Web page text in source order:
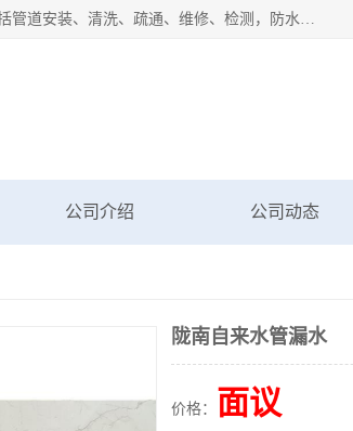
甘肃科探管道工程有限公司成立于2019年，注册地位于甘肃省兰州市。经营范围包括管道安装、清洗、疏通、维修、检测，防水工程，工程钻孔，化粪池清理，暖气安装，给排水管道安装维修，室内外管道如消防、供水、供热管道漏水检测定位，室内外防水堵漏等。
公司介绍 公司动态
陇南自来水管漏水
价格： 面议